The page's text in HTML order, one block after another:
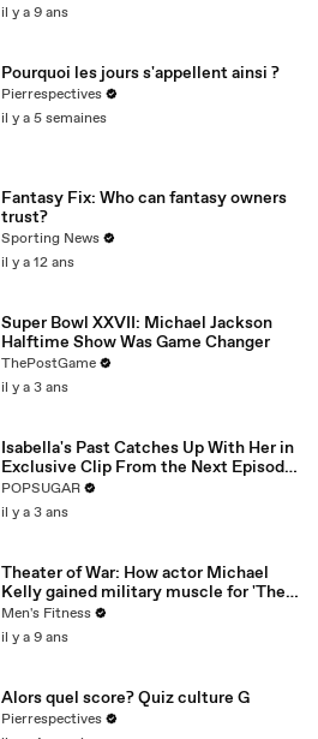
il y a 9 ans
Pourquoi les jours s'appellent ainsi ?
Pierrespectives
il y a 5 semaines
Fantasy Fix: Who can fantasy owners
trust?
Sporting News
il y a 12 ans
Super Bowl XXVII: Michael Jackson
Halftime Show Was Game Changer
ThePostGame
il y a 3 ans
Isabella's Past Catches Up With Her in
Exclusive Clip From the Next Episode
of "Cruel Summer"
POPSUGAR
il y a 3 ans
Theater of War: How actor Michael
Kelly gained military muscle for 'The
Long Road Home'
Men's Fitness
il y a 9 ans
Alors quel score? Quiz culture G
Pierrespectives